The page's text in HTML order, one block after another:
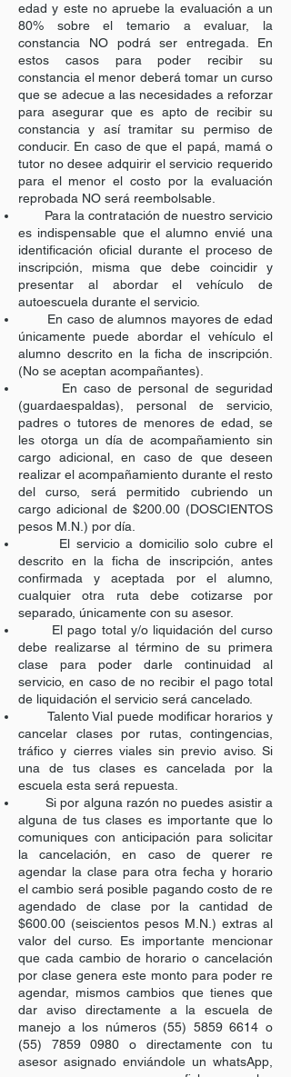
edad y este no apruebe la evaluación a un
80% sobre el temario a evaluar, la
constancia NO podrá ser entregada. En
estos casos para poder recibir su
constancia el menor deberá tomar un curso
que se adecue a las necesidades a reforzar
para asegurar que es apto de recibir su
constancia y así tramitar su permiso de
conducir. En caso de que el papá, mamá o
tutor no desee adquirir el servicio requerido
para el menor el costo por la evaluación
reprobada NO será reembolsable.
Para la contratación de nuestro servicio
es indispensable que el alumno envié una
identificación oficial durante el proceso de
inscripción, misma que debe coincidir y
presentar al abordar el vehículo de
autoescuela durante el servicio.
En caso de alumnos mayores de edad
únicamente puede abordar el vehículo el
alumno descrito en la ficha de inscripción.
(No se aceptan acompañantes).
En caso de personal de seguridad
(guardaespaldas), personal de servicio,
padres o tutores de menores de edad, se
les otorga un día de acompañamiento sin
cargo adicional, en caso de que deseen
realizar el acompañamiento durante el resto
del curso, será permitido cubriendo un
cargo adicional de $200.00 (DOSCIENTOS
pesos M.N.) por día.
El servicio a domicilio solo cubre el
descrito en la ficha de inscripción, antes
confirmada y aceptada por el alumno,
cualquier otra ruta debe cotizarse por
separado, únicamente con su asesor.
El pago total y/o liquidación del curso
debe realizarse al término de su primera
clase para poder darle continuidad al
servicio, en caso de no recibir el pago total
de liquidación el servicio será cancelado.
Talento Vial puede modificar horarios y
cancelar clases por rutas, contingencias,
tráfico y cierres viales sin previo aviso. Si
una de tus clases es cancelada por la
escuela esta será repuesta.
Si por alguna razón no puedes asistir a
alguna de tus clases es importante que lo
comuniques con anticipación para solicitar
la cancelación, en caso de querer re
agendar la clase para otra fecha y horario
el cambio será posible pagando costo de re
agendado de clase por la cantidad de
$600.00 (seiscientos pesos M.N.) extras al
valor del curso. Es importante mencionar
que cada cambio de horario o cancelación
por clase genera este monto para poder re
agendar, mismos cambios que tienes que
dar aviso directamente a la escuela de
manejo a los números (55) 5859 6614 o
(55) 7859 0980 o directamente con tu
asesor asignado enviándole un whatsApp,